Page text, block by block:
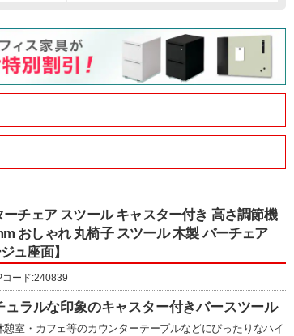
チェア スツール キャスター付き 高さ調節機
おしゃれ 丸椅子 スツール 木製 バーチェア
ュ座面】
コード:240839
ラルな印象のキャスター付きバースツール
室・カフェ等のカウンターテーブルなどにぴったりなハイ